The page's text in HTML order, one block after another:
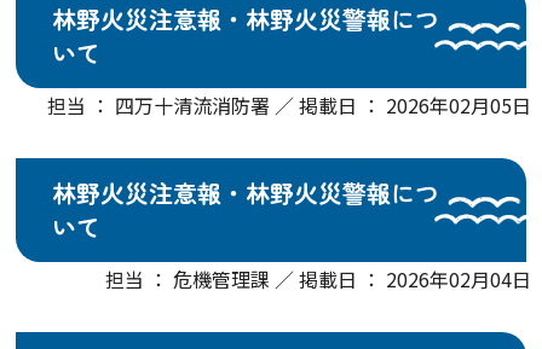
林野火災注意報・林野火災警報につ
いて
担当 ： 四万十清流消防署 ／ 掲載日 ： 2026年02月05日
林野火災注意報・林野火災警報につ
いて
担当 ： 危機管理課 ／ 掲載日 ： 2026年02月04日